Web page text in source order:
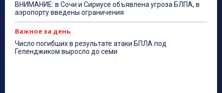
ВНИМАНИЕ: в Сочи и Сириусе объявлена угроза БЛПА, в
аэропорту введены ограничения
Важное за день
Число погибших в результате атаки БПЛА под
Геленджиком выросло до семи